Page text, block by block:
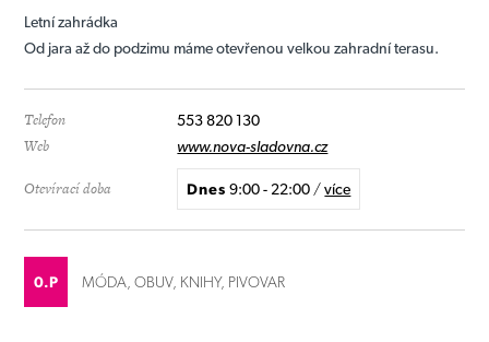
Letní zahrádka
Od jara až do podzimu máme otevřenou velkou zahradní terasu.
Telefon 553 820 130
Web www.nova-sladovna.cz
Otevírací doba Dnes 9:00 - 22:00 /více
0.P MÓDA, OBUV, KNIHY, PIVOVAR